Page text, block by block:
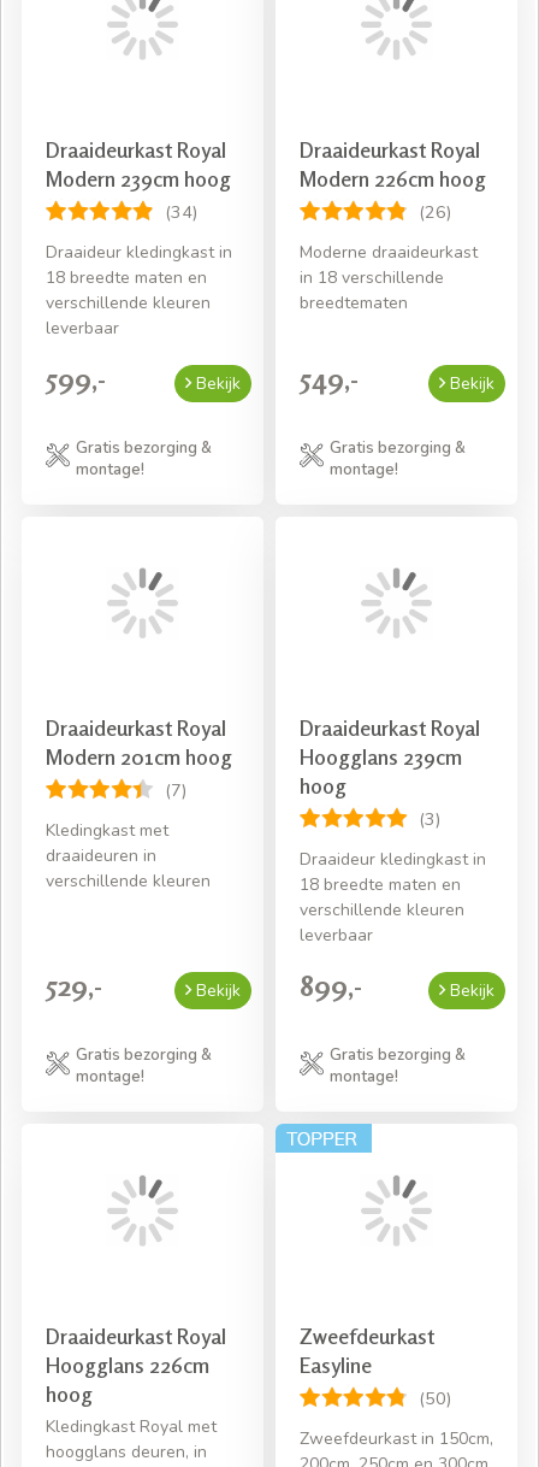
direct van uw nieuwe kledingkast.
Draaideurkast Royal
Modern 239cm hoog
(34)
Draaideur kledingkast in
18 breedte maten en
verschillende kleuren
leverbaar
599,- Bekijk
Gratis bezorging &
montage!
Draaideurkast Royal
Modern 226cm hoog
(26)
Moderne draaideurkast
in 18 verschillende
breedtematen
549,- Bekijk
Gratis bezorging &
montage!
Draaideurkast Royal
Modern 201cm hoog
(7)
Kledingkast met
draaideuren in
verschillende kleuren
529,- Bekijk
Gratis bezorging &
montage!
Draaideurkast Royal
Hoogglans 239cm
hoog
(3)
Draaideur kledingkast in
18 breedte maten en
verschillende kleuren
leverbaar
899,- Bekijk
Gratis bezorging &
montage!
Draaideurkast Royal
Hoogglans 226cm
hoog
Kledingkast Royal met
hoogglans deuren, in
Zweefdeurkast
Easyline
(50)
Zweefdeurkast in 150cm,